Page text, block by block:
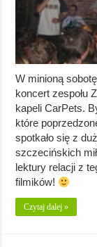
W minioną
koncert zespołu
kapeli CarPets.
które
spotkało się z
szczecińskich
lektury relacji z
filmików!
Czytaj dalej »